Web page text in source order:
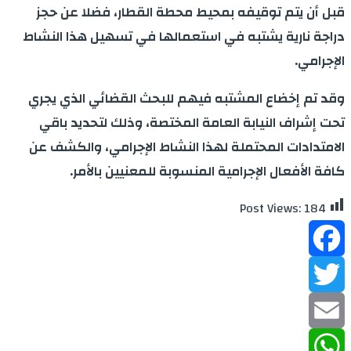
قبل أن يتم توقيفه بمحيط محطة القطار، فضلا عن حجز
دراجة نارية يشتبه في استعمالها في تسهيل هذا النشاط
الإجرامي.
وقد تم إخضاع المشتبه فيهم للبحث القضائي الذي يجري
تحت إشراف النيابة العامة المختصة، وذلك لتحديد باقي
الامتدادات المحتملة لهذا النشاط الإجرامي، والكشف عن
كافة الأفعال الإجرامية المنسوبة للمعنيين بالأمر.
Post Views:184
Facebook
Twitter
Email